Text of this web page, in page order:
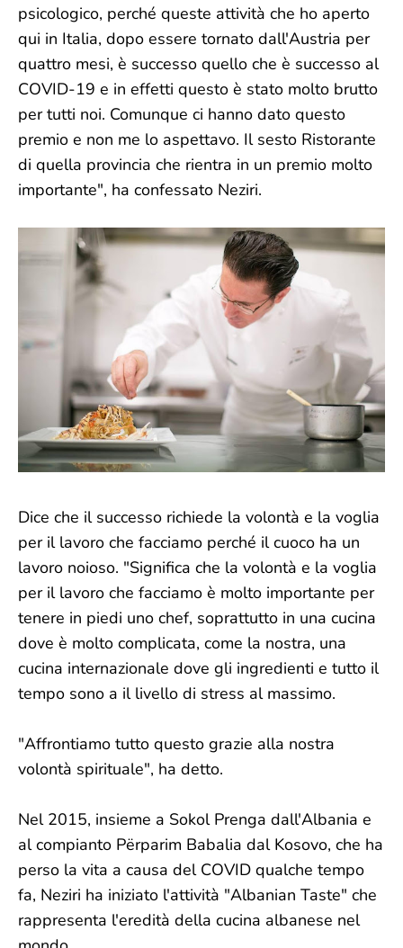
psicologico, perché queste attività che ho aperto
qui in Italia, dopo essere tornato dall'Austria per
quattro mesi, è successo quello che è successo al
COVID-19 e in effetti questo è stato molto brutto
per tutti noi. Comunque ci hanno dato questo
premio e non me lo aspettavo. Il sesto Ristorante
di quella provincia che rientra in un premio molto
importante", ha confessato Neziri.
Dice che il successo richiede la volontà e la voglia
per il lavoro che facciamo perché il cuoco ha un
lavoro noioso. "Significa che la volontà e la voglia
per il lavoro che facciamo è molto importante per
tenere in piedi uno chef, soprattutto in una cucina
dove è molto complicata, come la nostra, una
cucina internazionale dove gli ingredienti e tutto il
tempo sono a il livello di stress al massimo.
"Affrontiamo tutto questo grazie alla nostra
volontà spirituale", ha detto.
Nel 2015, insieme a Sokol Prenga dall'Albania e
al compianto Përparim Babalia dal Kosovo, che ha
perso la vita a causa del COVID qualche tempo
fa, Neziri ha iniziato l'attività "Albanian Taste" che
rappresenta l'eredità della cucina albanese nel